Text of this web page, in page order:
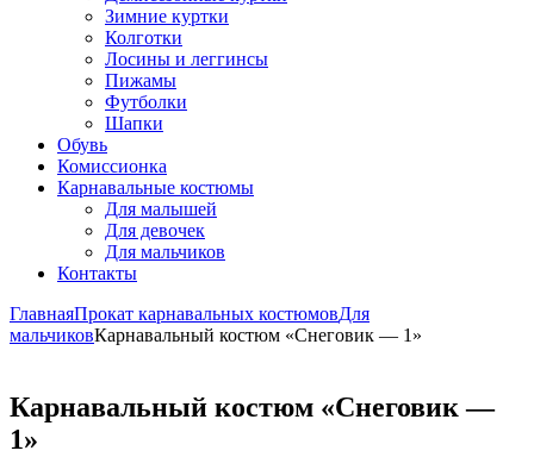
Зимние куртки
Колготки
Лосины и леггинсы
Пижамы
Футболки
Шапки
Обувь
Комиссионка
Карнавальные костюмы
Для малышей
Для девочек
Для мальчиков
Контакты
ГлавнаяПрокат карнавальных костюмовДля
мальчиковКарнавальный костюм «Снеговик — 1»
Карнавальный костюм «Снеговик —
1»